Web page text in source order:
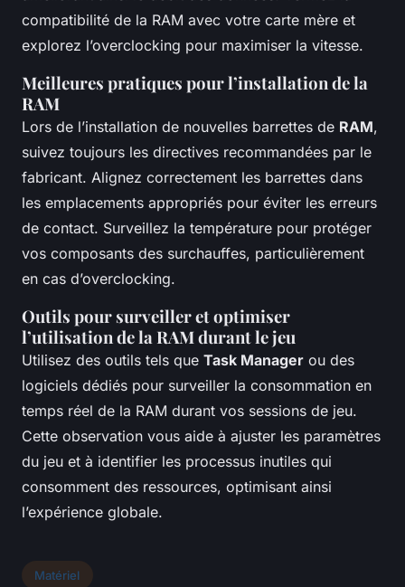
compatibilité de la RAM avec votre carte mère et
explorez l’overclocking pour maximiser la vitesse.
Meilleures pratiques pour l’installation de la
RAM
Lors de l’installation de nouvelles barrettes de RAM,
suivez toujours les directives recommandées par le
fabricant. Alignez correctement les barrettes dans
les emplacements appropriés pour éviter les erreurs
de contact. Surveillez la température pour protéger
vos composants des surchauffes, particulièrement
en cas d’overclocking.
Outils pour surveiller et optimiser
l’utilisation de la RAM durant le jeu
Utilisez des outils tels que Task Manager ou des
logiciels dédiés pour surveiller la consommation en
temps réel de la RAM durant vos sessions de jeu.
Cette observation vous aide à ajuster les paramètres
du jeu et à identifier les processus inutiles qui
consomment des ressources, optimisant ainsi
l’expérience globale.
Matériel